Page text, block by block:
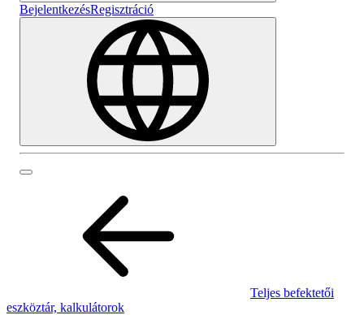
BejelentkezésRegisztráció
Teljes befektetői
eszköztár, kalkulátorok